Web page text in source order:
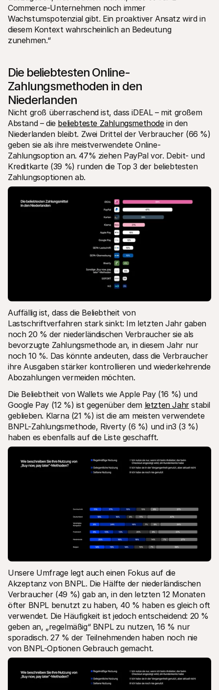
Commerce-Unternehmen noch immer
Wachstumspotenzial gibt. Ein proaktiver Ansatz wird in
diesem Kontext wahrscheinlich an Bedeutung
zunehmen.“
Die beliebtesten Online-
Zahlungsmethoden in den
Niederlanden
Nicht groß überraschend ist, dass iDEAL – mit großem
Abstand – die beliebteste Zahlungsmethode in den
Niederlanden bleibt. Zwei Drittel der Verbraucher (66 %)
geben sie als ihre meistverwendete Online-
Zahlungsoption an. 47% ziehen PayPal vor. Debit- und
Kreditkarte (39 %) runden die Top 3 der beliebtesten
Zahlungsoptionen ab.
Auffällig ist, dass die Beliebtheit von
Lastschriftverfahren stark sinkt: Im letzten Jahr gaben
noch 20 % der niederländischen Verbraucher sie als
bevorzugte Zahlungsmethode an, in diesem Jahr nur
noch 10 %. Das könnte andeuten, dass die Verbraucher
ihre Ausgaben stärker kontrollieren und wiederkehrende
Abozahlungen vermeiden möchten.
Die Beliebtheit von Wallets wie Apple Pay (16 %) und
Google Pay (12 %) ist gegenüber dem letzten Jahr stabil
geblieben. Klarna (21 %) ist die am meisten verwendete
BNPL-Zahlungsmethode, Riverty (6 %) und in3 (3 %)
haben es ebenfalls auf die Liste geschafft.
Unsere Umfrage legt auch einen Fokus auf die
Akzeptanz von BNPL. Die Hälfte der niederländischen
Verbraucher (49 %) gab an, in den letzten 12 Monaten
öfter BNPL benutzt zu haben, 40 % haben es gleich oft
verwendet. Die Häufigkeit ist jedoch entscheidend: 20 %
geben an, „regelmäßig“ BNPL zu nutzen, 16 % nur
sporadisch. 27 % der Teilnehmenden haben noch nie
von BNPL-Optionen Gebrauch gemacht.